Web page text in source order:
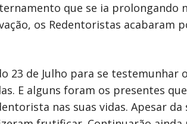
que se ia prolongando
os Redentoristas acabaram
23 de Julho para se testemunhar
E alguns foram os presentes
nas suas vidas. Apesar